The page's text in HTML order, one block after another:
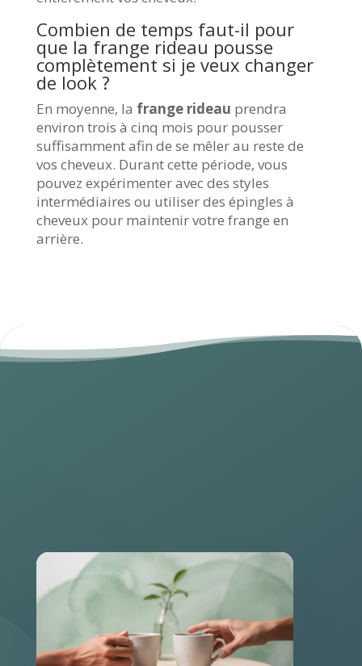
Combien de temps faut-il pour
que la frange rideau pousse
complètement si je veux changer
de look ?
En moyenne, la frange rideau prendra
environ trois à cinq mois pour pousser
suffisamment afin de se mêler au reste de
vos cheveux. Durant cette période, vous
pouvez expérimenter avec des styles
intermédiaires ou utiliser des épingles à
cheveux pour maintenir votre frange en
arrière.